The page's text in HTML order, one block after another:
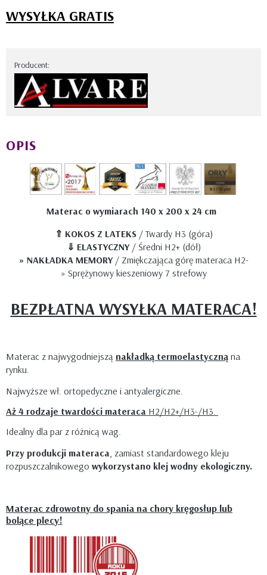
WYSYŁKA GRATIS
Producent:
OPIS
Materac o wymiarach 140 x 200 x 24 cm
⇑ KOKOS Z LATEKS/ Twardy H3 (góra)
⇓ ELASTYCZNY/ Średni H2+ (dół)
» NAKŁADKA MEMORY/ Zmiękczająca górę materaca H2-
» Sprężynowy kieszeniowy 7 strefowy
BEZPŁATNA WYSYŁKA MATERACA!
Materac z najwygodniejszą nakładką termoelastyczną na
rynku.
Najwyższe wł. ortopedyczne i antyalergiczne.
Aż 4 rodzaje twardości materaca H2/H2+/H3-/H3.
Idealny dla par z różnicą wag.
Przy produkcji materaca, zamiast standardowego kleju
rozpuszczalnikowego wykorzystano klej wodny ekologiczny.
Materac zdrowotny do spania na chory kręgosłup lub
bolące plecy!